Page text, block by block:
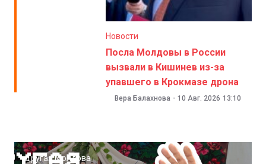
Новости
Посла Молдовы в России
вызвали в Кишинев из-за
упавшего в Крокмазе дрона
Вера Балахнова - 10 Авг. 2026 13:10
Другая Молдова